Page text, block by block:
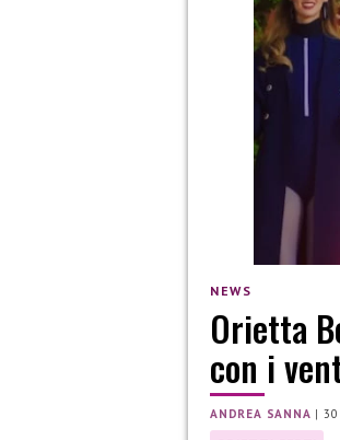
NEWS
Orietta
con i
ANDREA SANNA |